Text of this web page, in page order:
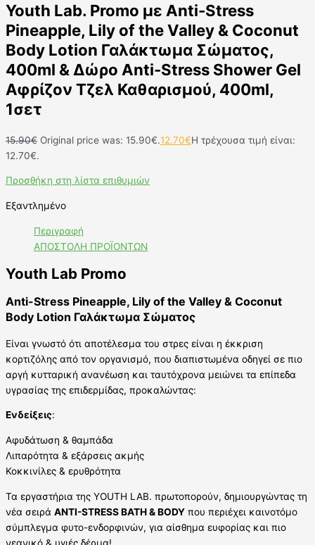
Youth Lab. Promo με Anti-Stress
Pineapple, Lily of the Valley & Coconut
Body Lotion Γαλάκτωμα Σώματος,
400ml & Δώρο Anti-Stress Shower Gel
Αφρίζον Τζελ Καθαρισμού, 400ml,
1σετ
15.90€ Original price was: 15.90€.12.70€Η τρέχουσα τιμή είναι:
12.70€.
Προσθήκη στη λίστα επιθυμιών
Εξαντλημένο
Περιγραφή
ΑΠΟΣΤΟΛΗ ΠΡΟΪΟΝΤΩΝ
Youth Lab Promo
Anti-Stress Pineapple, Lily of the Valley & Coconut
Body Lotion Γαλάκτωμα Σώματος
Είναι γνωστό ότι αποτέλεσμα του στρες είναι η έκκριση
κορτιζόλης από τον οργανισμό, που διαπιστωμένα οδηγεί σε πιο
αργή κυτταρική ανανέωση και ταυτόχρονα μειώνει τα επίπεδα
υγρασίας της επιδερμίδας, προκαλώντας:
Ενδείξεις:
Αφυδάτωση & θαμπάδα
Λιπαρότητα & εξάρσεις ακμής
Κοκκινίλες & ερυθρότητα
Τα εργαστήρια της YOUTH LAB. πρωτοπορούν, δημιουργώντας τη
νέα σειρά ANTI-STRESS BATH & BODY που περιέχει καινοτόμο
σύμπλεγμα φυτο-ενδορφινών, για αίσθημα ευφορίας και πιο
νεανικό & υγιές δέρμα!